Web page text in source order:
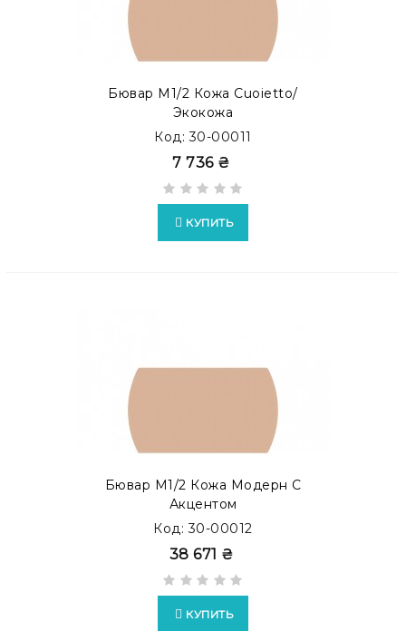
Бювар М1/2 Кожа Cuoietto/
Экокожа
Код: 30-00011
7 736 ₴
КУПИТЬ
Бювар М1/2 Кожа Модерн С
Акцентом
Код: 30-00012
38 671 ₴
КУПИТЬ